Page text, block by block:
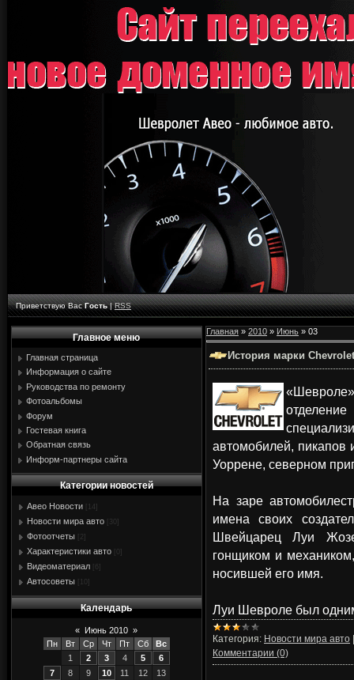
Приветствую Вас Гость|RSS
Главное меню
Главная страница
Информация о сайте
Руководства по ремонту
Фотоальбомы
Форум
Гостевая книга
Обратная связь
Информ-партнеры сайта
Категории новостей
Авео Новости [14]
Новости мира авто [30]
Фотоотчеты [2]
Характеристики авто
Видеоматериал
Автосоветы
Календарь
« Июнь 2010 »
Пн
Вт Ср Чт Пт Сб
Вс
1
2 3 4 5
6
7
8 9 10 11 12
13
Главная » 2010 » Июнь » 03
История марки Chevrolet
автомобилей, пикапов
Уоррене, северном
На заре
имена своих
Швейцарец Луи
гонщиком и
носившей его имя.
Луи Шевроле был
Категория: Новости мира авто
Комментарии (0)